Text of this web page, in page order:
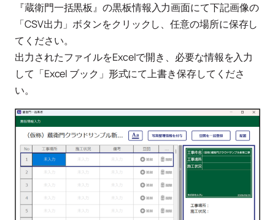
『蔵衛門一括黒板』の黒板情報入力画面にて下記画像の
「CSV出力」ボタンをクリックし、任意の場所に保存し
てください。
出力されたファイルをExcelで開き、必要な情報を入力
して「Excel ブック」形式にて上書き保存してくださ
い。